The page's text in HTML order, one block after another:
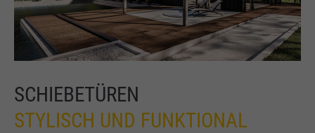
SCHIEBETÜREN
STYLISCH UND FUNKTIONAL